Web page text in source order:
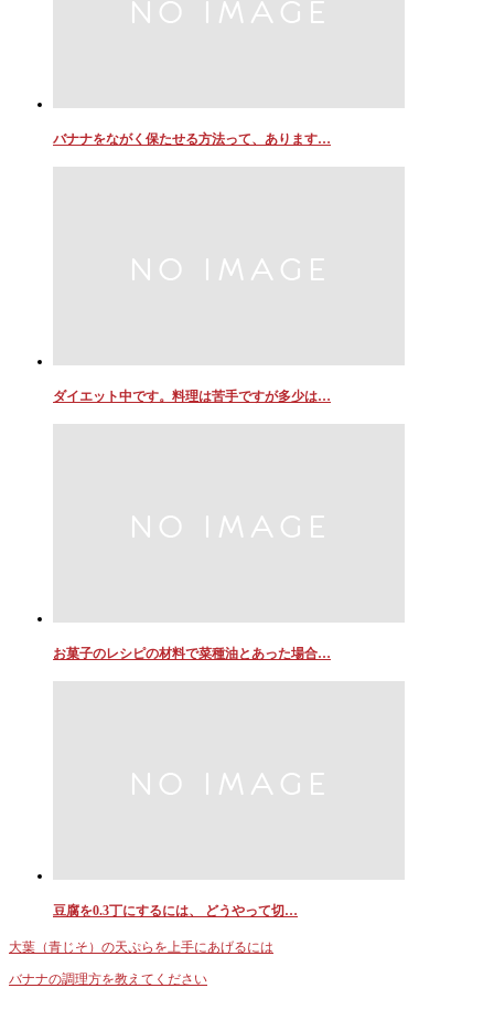
バナナをながく保たせる方法って、あります…
ダイエット中です。料理は苦手ですが多少は…
お菓子のレシピの材料で菜種油とあった場合…
豆腐を0.3丁にするには、 どうやって切…
大葉（青じそ）の天ぷらを上手にあげるには
バナナの調理方を教えてください